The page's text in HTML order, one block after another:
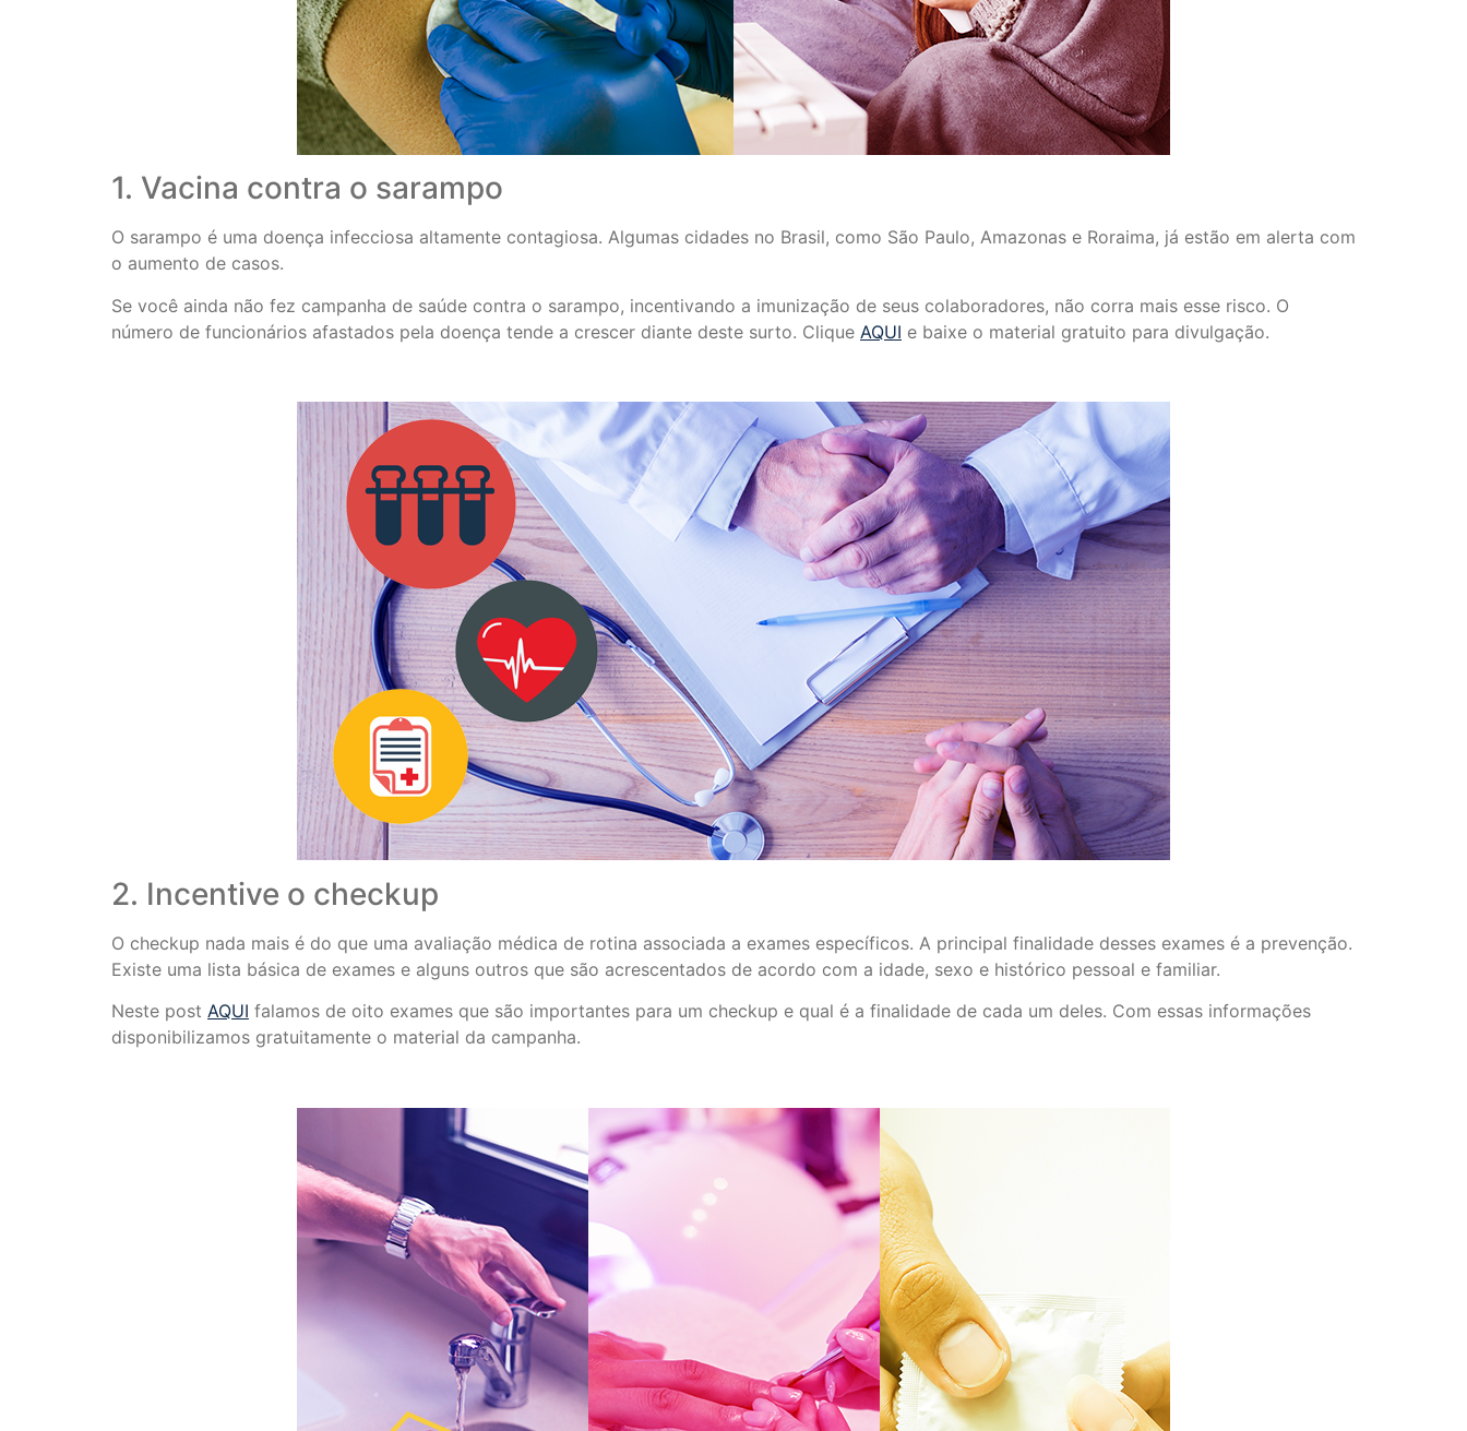
1. Vacina contra o sarampo
O sarampo é uma doença infecciosa altamente contagiosa. Algumas cidades no Brasil, como São Paulo, Amazonas e Roraima, já estão em alerta com
o aumento de casos.
Se você ainda não fez campanha de saúde contra o sarampo, incentivando a imunização de seus colaboradores, não corra mais esse risco. O
número de funcionários afastados pela doença tende a crescer diante deste surto. Clique AQUI e baixe o material gratuito para divulgação.
2. Incentive o checkup
O checkup nada mais é do que uma avaliação médica de rotina associada a exames específicos. A principal finalidade desses exames é a prevenção.
Existe uma lista básica de exames e alguns outros que são acrescentados de acordo com a idade, sexo e histórico pessoal e familiar.
Neste post AQUI falamos de oito exames que são importantes para um checkup e qual é a finalidade de cada um deles. Com essas informações
disponibilizamos gratuitamente o material da campanha.